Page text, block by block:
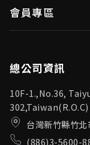
投資人專區
利害關係人
會員專區
總公司資訊
10F-1.,No.36,
302,Taiwan(R.O.C)
台灣新竹縣竹
(886)3-5600-